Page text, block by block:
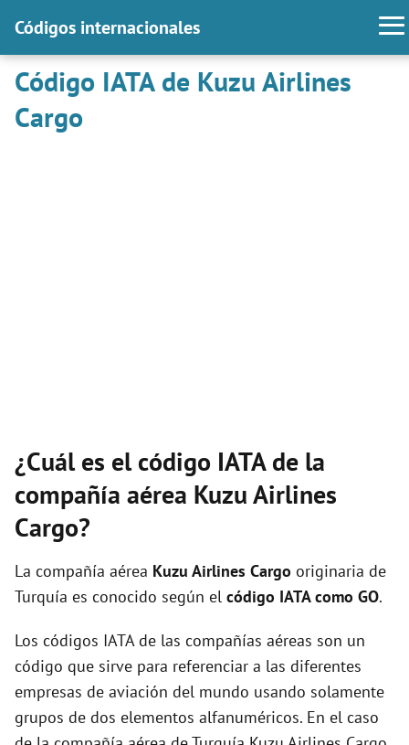
Códigos internacionales
Código IATA de Kuzu Airlines
Cargo
¿Cuál es el código IATA de la
compañía aérea Kuzu Airlines
Cargo?
La compañía aérea Kuzu Airlines Cargo originaria de
Turquía es conocido según el código IATA como GO.
Los códigos IATA de las compañías aéreas son un
código que sirve para referenciar a las diferentes
empresas de aviación del mundo usando solamente
grupos de dos elementos alfanuméricos. En el caso